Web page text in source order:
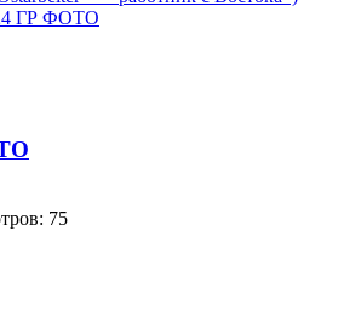
ГР ФОТО
75